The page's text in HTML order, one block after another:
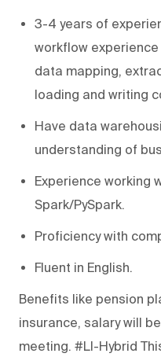
3-4 years of
workflow
data mapping,
loading and writing
Have data
understanding of
Experience working
Spark/PySpark.
Proficiency with
Fluent in English.
Benefits like pension
insurance, salary will
meeting. #LI-Hybrid